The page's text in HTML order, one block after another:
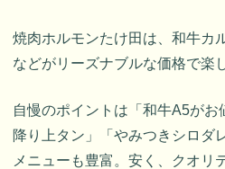
焼肉ホルモンたけ田は、和牛カ
などがリーズナブルな価格で楽
自慢のポイントは「和牛A5が
降り上タン」「やみつきシロダ
メニューも豊富。安く、クオリ